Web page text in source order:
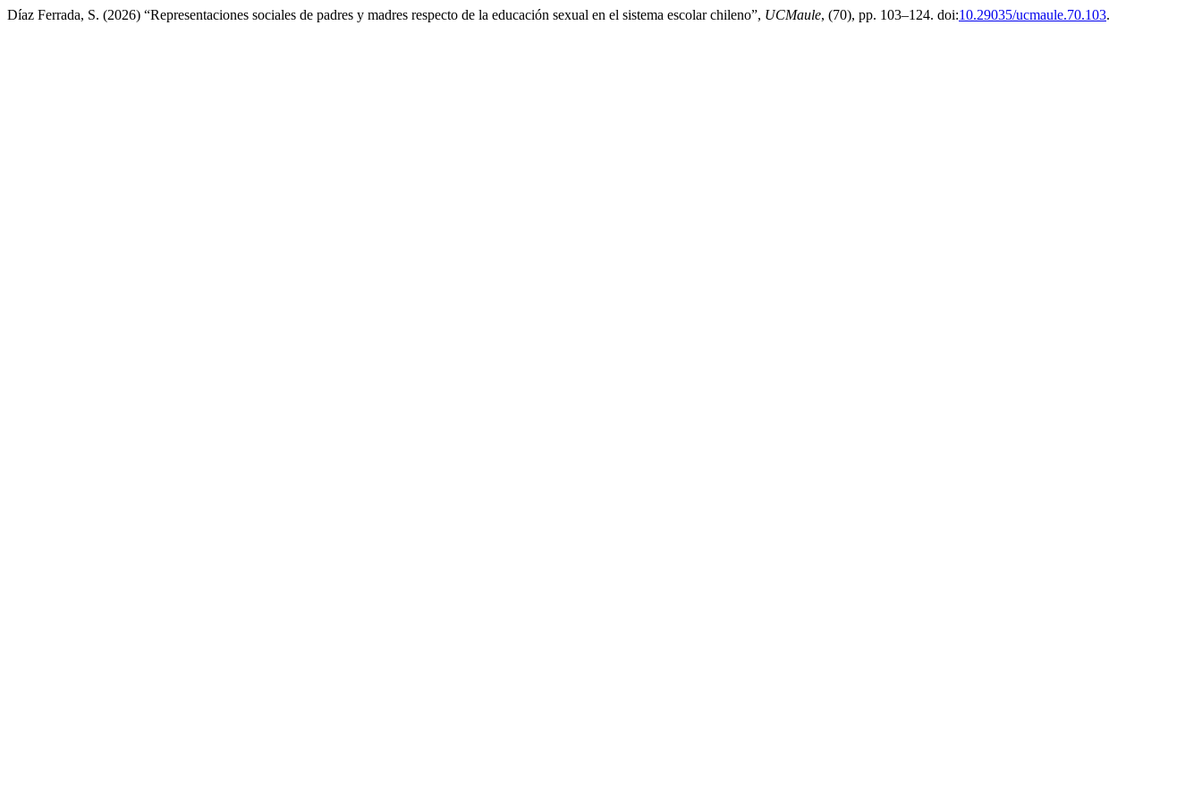
Díaz Ferrada, S. (2026) “Representaciones sociales de padres y madres respecto de la educación sexual en el sistema escolar chileno”, UCMaule, (70), pp. 103–124. doi:10.29035/ucmaule.70.103.